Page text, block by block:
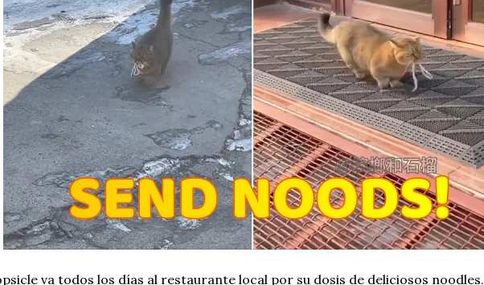
va todos los días al restaurante local por su dosis de deliciosos noodles.